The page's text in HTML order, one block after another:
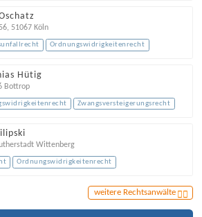
, 51067 Köln
Ordnungswidrigkeitenrecht
Hütig
Bottrop
Zwangsversteigerungsrecht
Wittenberg
Ordnungswidrigkeitenrecht
weitere Rechtsanwälte